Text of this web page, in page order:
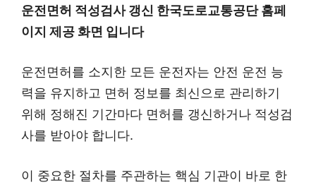
운전면허 적성검사 갱신 한국도로교통공단 홈페
이지 제공 화면 입니다
운전면허를 소지한 모든 운전자는 안전 운전 능
력을 유지하고 면허 정보를 최신으로 관리하기
위해 정해진 기간마다 면허를 갱신하거나 적성검
사를 받아야 합니다.
이 중요한 절차를 주관하는 핵심 기관이 바로 한